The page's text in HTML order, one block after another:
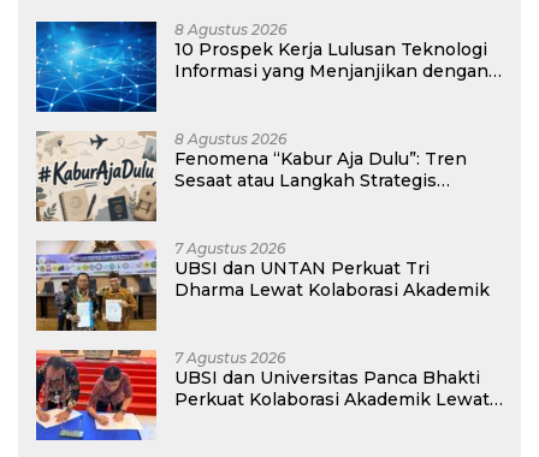
8 Agustus 2026
10 Prospek Kerja Lulusan Teknologi
Informasi yang Menjanjikan dengan
8 Agustus 2026
Fenomena “Kabur Aja Dulu”: Tren
Sesaat atau Langkah Strategis
7 Agustus 2026
UBSI dan UNTAN Perkuat Tri
Dharma Lewat Kolaborasi Akademik
7 Agustus 2026
UBSI dan Universitas Panca Bhakti
Perkuat Kolaborasi Akademik Lewat